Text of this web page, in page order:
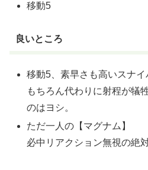
移動5
良いところ
移動5、素早さも高いスナイ
もちろん代わりに射程が犠
のはヨシ。
ただ一人の【マグナム】
必中リアクション無視の絶